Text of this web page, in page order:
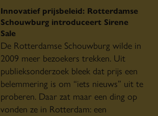
Innovatief prijsbeleid: Rotterdamse
Schouwburg introduceert Sirene
Sale
De Rotterdamse Schouwburg wilde in
2009 meer bezoekers trekken. Uit
publieksonderzoek bleek dat prijs een
belemmering is om “iets nieuws” uit te
proberen. Daar zat maar een ding op
vonden ze in Rotterdam: een